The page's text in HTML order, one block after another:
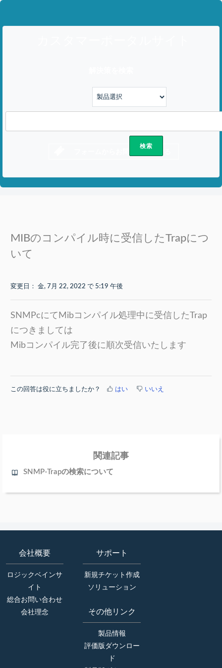
MIBのコンパイル時に受信したTrapにつ
いて
変更日： 金, 7月 22, 2022 で 5:19 午後
SNMPcにてMibコンパイル処理中に受信したTrap
につきましては
Mibコンパイル完了後に順次受信いたします
この回答は役に立ちましたか？ はい いいえ
関連記事
SNMP-Trapの検索について
会社概要
ロジックベインサ
イト
総合お問い合わせ
会社理念
サポート
新規チケット作成
ソリューション
その他リンク
製品情報
評価版ダウンロー
ド